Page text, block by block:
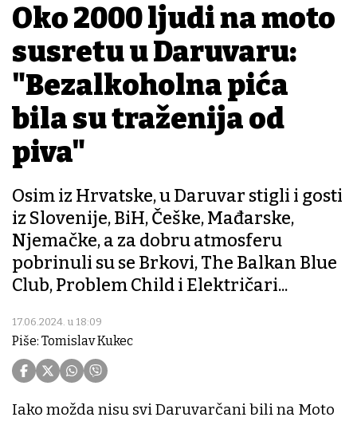
Oko 2000 ljudi na moto
susretu u Daruvaru:
"Bezalkoholna pića
bila su traženija od
piva"
Osim iz Hrvatske, u Daruvar stigli i gosti
iz Slovenije, BiH, Češke, Mađarske,
Njemačke, a za dobru atmosferu
pobrinuli su se Brkovi, The Balkan Blue
Club, Problem Child i Električari...
17.06.2024. u 18:09
Piše: Tomislav Kukec
Iako možda nisu svi Daruvarčani bili na Moto